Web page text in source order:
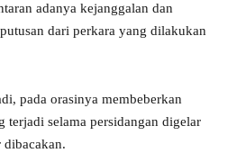
adanya kejanggalan dan
dari perkara yang dilakukan
pada orasinya membeberkan
terjadi selama persidangan digelar
dibacakan.